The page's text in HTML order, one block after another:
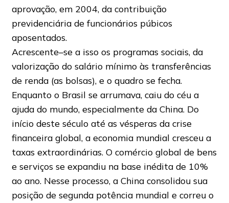
aprovação, em 2004, da contribuição
previdenciária de funcionários púbicos
aposentados.
Acrescente–se a isso os programas sociais, da
valorização do salário mínimo às transferências
de renda (as bolsas), e o quadro se fecha.
Enquanto o Brasil se arrumava, caiu do céu a
ajuda do mundo, especialmente da China. Do
início deste século até as vésperas da crise
financeira global, a economia mundial cresceu a
taxas extraordinárias. O comércio global de bens
e serviços se expandiu na base inédita de 10%
ao ano. Nesse processo, a China consolidou sua
posição de segunda potência mundial e correu o